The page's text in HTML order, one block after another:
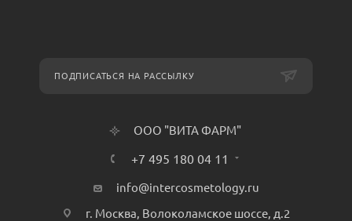
ПОДПИСАТЬСЯ НА РАССЫЛКУ
ООО "ВИТА ФАРМ"
+7 495 180 04 11
info@intercosmetology.ru
г. Москва, Волоколамское шоссе, д.2